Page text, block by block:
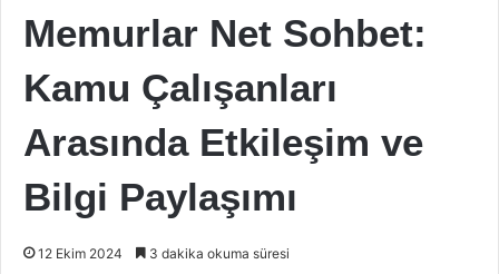
Memurlar Net Sohbet:
Kamu Çalışanları
Arasında Etkileşim ve
Bilgi Paylaşımı
12 Ekim 2024 3 dakika okuma süresi